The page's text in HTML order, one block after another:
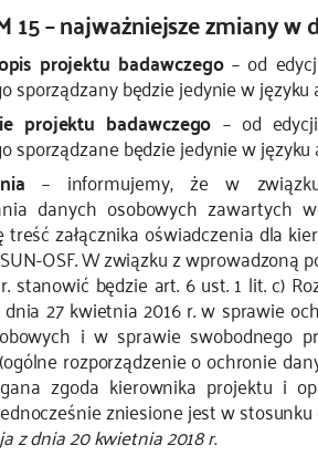
15 – najważniejsze zmiany
projektu badawczego– od
sporządzany będzie jedynie w języku
projektu badawczego – od
sporządzane będzie jedynie w
– informujemy, że w
danych osobowych zawartych
załącznika oświadczenia dla
OSF. W związku z
stanowić będzie art. 6 ust. 1 lit. c)
27 kwietnia 2016 r. w sprawie
i w sprawie swobodnego
rozporządzenie o ochronie
zgoda kierownika projektu i
zniesione jest w
z dnia 20 kwietnia 2018 r.